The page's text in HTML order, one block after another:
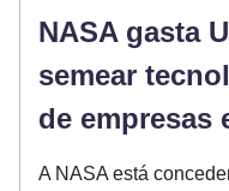
NASA gasta
semear
de empresas
A NASA está